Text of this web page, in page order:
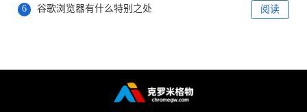
6 谷歌浏览器有什么特别之处 阅读